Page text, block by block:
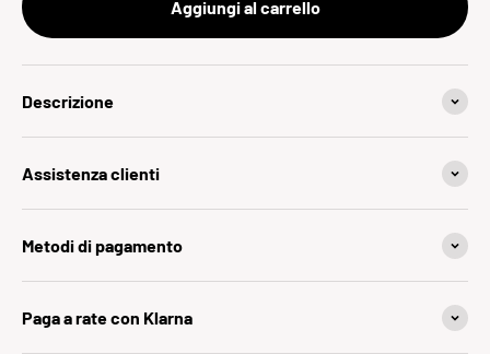
Aggiungi al carrello
Descrizione
Assistenza clienti
Metodi di pagamento
Paga a rate con Klarna